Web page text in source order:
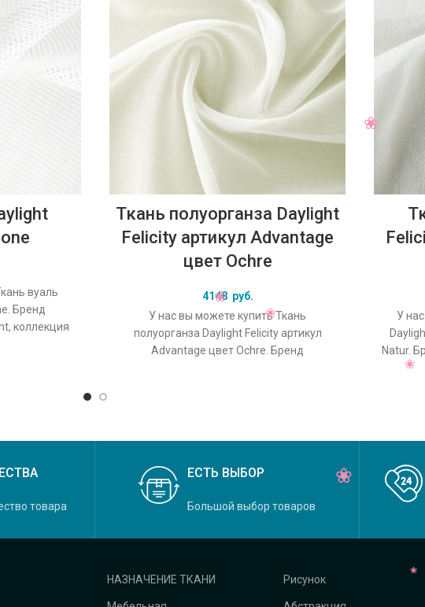
вуаль
Бренд
коллекция
Ткань полуорганза Daylight
Felicity артикул Advantage
цвет Ochre
4148 руб.
У нас вы можете купить Ткань
полуорганза Daylight Felicity артикул
Advantage цвет Ochre. Бренд
У
Natur.
товара
ЕСТЬ ВЫБОР
Большой выбор товаров
НАЗНАЧЕНИЕ ТКАНИ Рисунок